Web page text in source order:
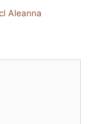
Aleanna